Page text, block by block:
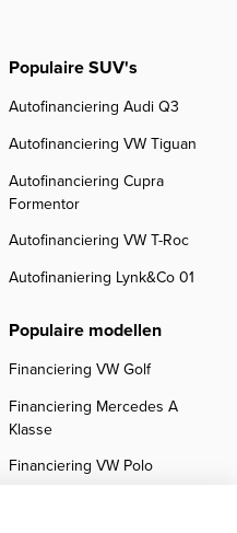
Populaire SUV's
Autofinanciering Audi Q3
Autofinanciering VW Tiguan
Autofinanciering Cupra
Formentor
Autofinanciering VW T-Roc
Autofinaniering Lynk&Co 01
Populaire modellen
Financiering VW Golf
Financiering Mercedes A
Klasse
Financiering VW Polo